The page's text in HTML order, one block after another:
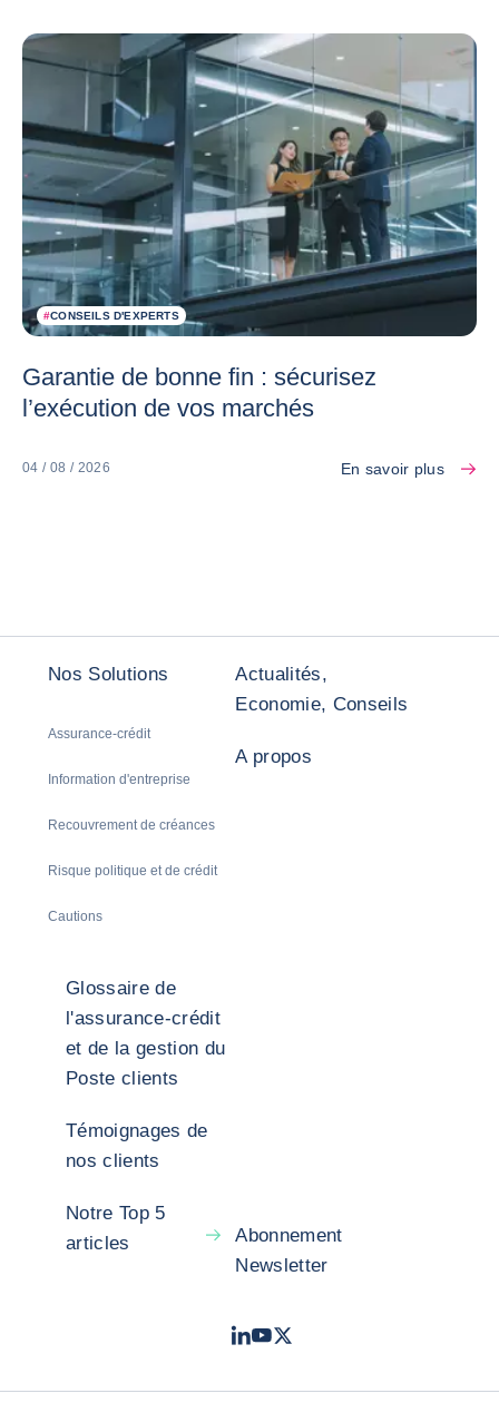
#CONSEILS D'EXPERTS
Garantie de bonne fin : sécurisez
l’exécution de vos marchés
04 / 08 / 2026 En savoir plus
Nos Solutions
Assurance-crédit
Information d'entreprise
Recouvrement de créances
Risque politique et de crédit
Cautions
Actualités,
Economie, Conseils
A propos
Glossaire de
l'assurance-crédit
et de la gestion du
Poste clients
Témoignages de
nos clients
Notre Top 5
articles
Abonnement
Newsletter
LinkedIn
Youtube
X - Twitter